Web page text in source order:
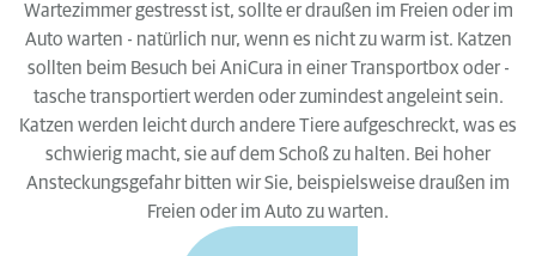
Wartezimmer gestresst ist, sollte er draußen im Freien oder im
Auto warten - natürlich nur, wenn es nicht zu warm ist. Katzen
sollten beim Besuch bei AniCura in einer Transportbox oder -
tasche transportiert werden oder zumindest angeleint sein.
Katzen werden leicht durch andere Tiere aufgeschreckt, was es
schwierig macht, sie auf dem Schoß zu halten. Bei hoher
Ansteckungsgefahr bitten wir Sie, beispielsweise draußen im
Freien oder im Auto zu warten.